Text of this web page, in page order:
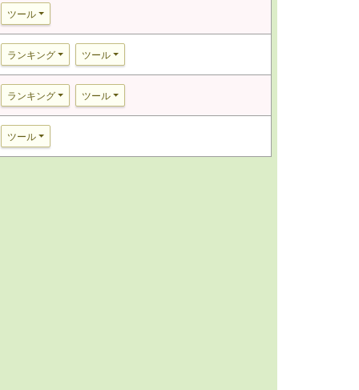
ツール
ランキング ツール
ランキング ツール
ツール